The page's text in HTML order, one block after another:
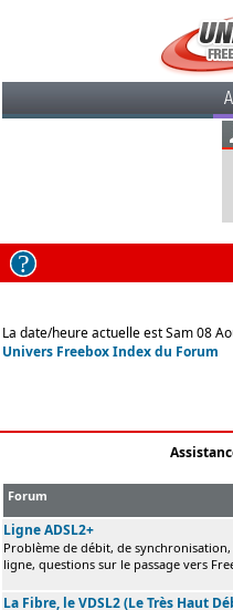
La date/heure actuelle est Sam 08
Univers Freebox Index du Forum
Forum
Ligne ADSL2+
Problème de débit, de
ligne, questions sur le passage vers
La Fibre, le VDSL2 (Le Très Haut